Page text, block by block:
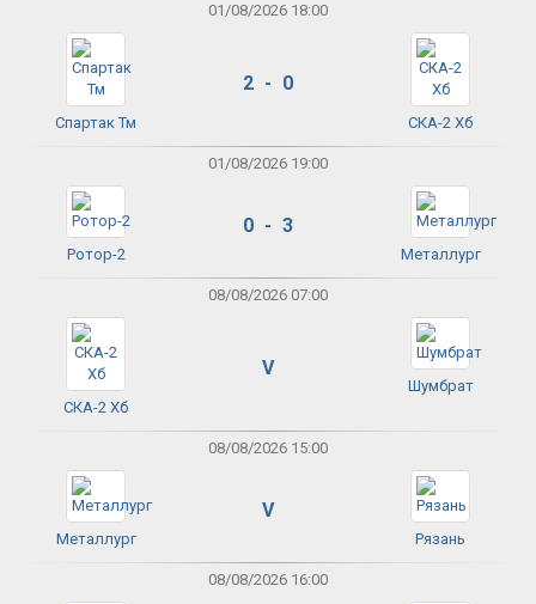
01/08/2026 18:00
Спартак Тм
2 - 0
СКА-2 Хб
01/08/2026 19:00
Ротор-2
0 - 3
Металлург
08/08/2026 07:00
СКА-2 Хб
V
Шумбрат
08/08/2026 15:00
Металлург
V
Рязань
08/08/2026 16:00